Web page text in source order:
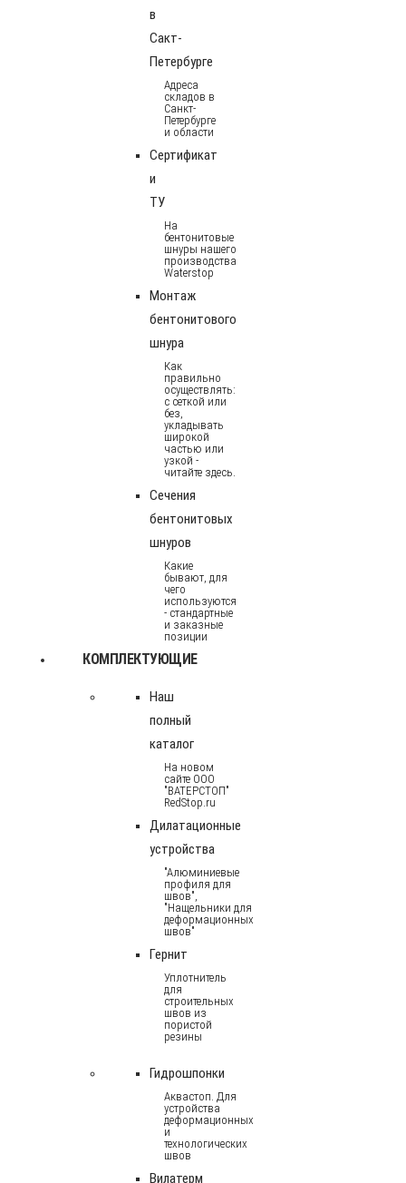
в
Сакт-
Петербурге
Адреса
складов в
Санкт-
Петербурге
и области
Сертификат
и
ТУ
На
бентонитовые
шнуры нашего
производства
Waterstop
Монтаж
бентонитового
шнура
Как
правильно
осуществлять:
с сеткой или
без,
укладывать
широкой
частью или
узкой -
читайте здесь.
Сечения
бентонитовых
шнуров
Какие
бывают, для
чего
используются
- стандартные
и заказные
позиции
КОМПЛЕКТУЮЩИЕ
Наш
полный
каталог
На новом
сайте ООО
"ВАТЕРСТОП"
RedStop.ru
Дилатационные
устройства
"Алюминиевые
профиля для
швов",
"Нащельники для
деформационных
швов"
Гернит
Уплотнитель
для
строительных
швов из
пористой
резины
Гидрошпонки
Аквастоп. Для
устройства
деформационных
и
технологических
швов
Вилатерм